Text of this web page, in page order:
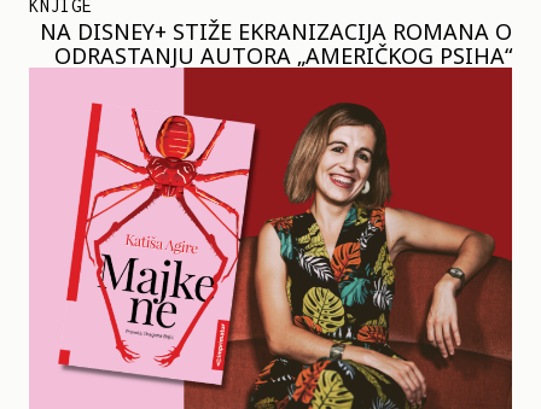
KNJIGE
NA DISNEY+ STIŽE EKRANIZACIJA ROMANA O
ODRASTANJU AUTORA „AMERIČKOG PSIHA“